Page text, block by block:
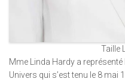
Taille
Mme Linda Hardy a
Univers qui s’est tenu le 8 mai